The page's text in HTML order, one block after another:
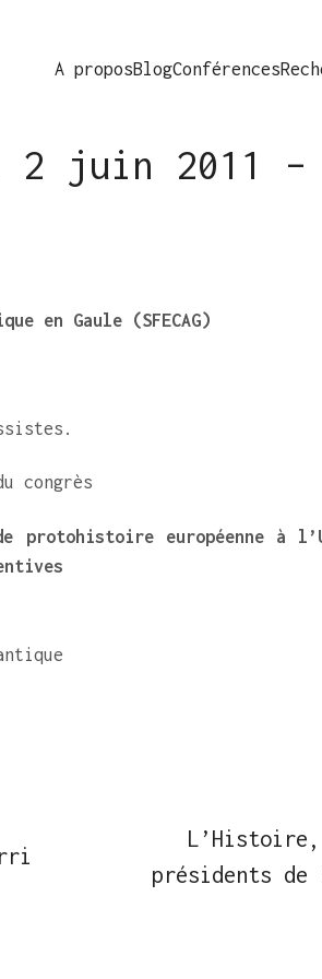
A proposBlogConférences
juin 2011 –
en Gaule (SFECAG)
congrès
protohistoire européenne à
présidents de